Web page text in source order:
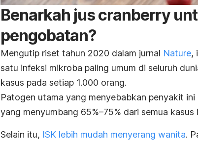
Benarkah juscranberry
pengobatan?
Mengutip riset tahun 2020 dalam jurnal Nature,
satu infeksi mikroba paling umum di seluruh
kasus pada setiap 1.000 orang.
Patogen utama yang menyebabkan penyakit ini
yang menyumbang 65%–75% dari semua kasus
Selain itu, ISK lebih mudah menyerang wanita.